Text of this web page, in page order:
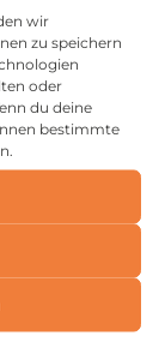
wir
zu speichern
oder
du deine
bestimmte
kulturellen
Alte
oder
haben,
bewahrt
Erfahrung
Objekte
Geschichte zu
auch in